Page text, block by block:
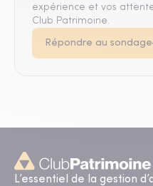
expérience et vos
Club Patrimoine.
Répondre au sondage
L’essentiel de la gestion